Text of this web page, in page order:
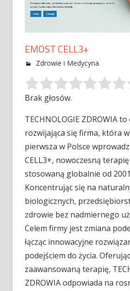
EMOST CELL3+
Zdrowie i Medycyna
Brak głosów.
TECHNOLOGIE ZDROWIA
rozwijająca się firma, która
pierwsza w Polsce
CELL3+, nowoczesną terapię
stosowaną globalnie od
Koncentrując się na
biologicznych,
zdrowie bez nadmiernego
Celem firmy jest zmiana
łącząc innowacyjne
podejściem do życia.
zaawansowaną terapię,
ZDROWIA odpowiada na